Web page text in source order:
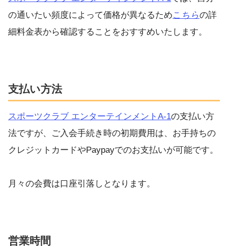
の通いたい頻度によって価格が異なるためこ ちらの詳
細料金表から確認することをおすすめいたします。
支払い方法
スポーツクラブ エンターテインメントA-1の支払い方
法ですが、ご入会手続き時の初期費用は、お手持ちの
クレジットカードやPaypayでのお支払いが可能です。
月々の会費は口座引落しとなります。
営業時間